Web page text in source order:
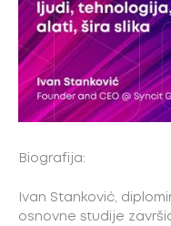
Biografija:
Ivan Stanković,
osnovne studije